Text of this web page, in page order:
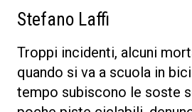
Stefano Laffi
Troppi incidenti, alcuni
quando si va a scuola in
tempo subiscono le soste